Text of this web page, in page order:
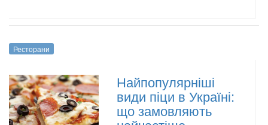
Ресторани
Найпопулярніші
види піци в Україні:
що замовляють